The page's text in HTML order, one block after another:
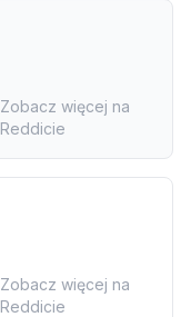
Zobacz więcej na
Reddicie
Zobacz więcej na
Reddicie